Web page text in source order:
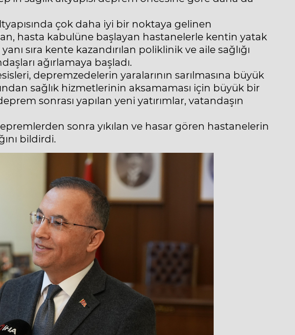
çok daha iyi bir noktaya gelinen
hasta kabulüne başlayan hastanelerle kentin yatak
sıra kente kazandırılan poliklinik ve aile sağlığı
ağırlamaya başladı.
depremzedelerin yaralarının sarılmasına büyük
sağlık hizmetlerinin aksamaması için büyük bir
sonrası yapılan yeni yatırımlar, vatandaşın
sonra yıkılan ve hasar gören hastanelerin
bildirdi.